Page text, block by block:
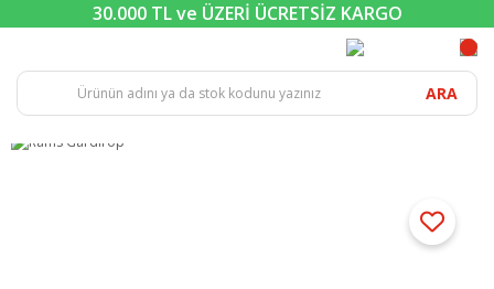
30.000 TL ve ÜZERİ ÜCRETSİZ KARGO
ARA